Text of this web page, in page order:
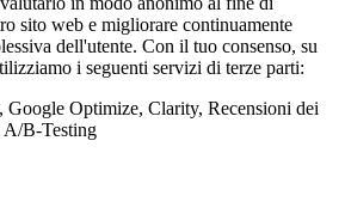
sito web e migliorare continuamente
dell'utente. Con il tuo consenso, su
i seguenti servizi di terze parti:
Google Optimize, Clarity, Recensioni dei
A/B-Testing